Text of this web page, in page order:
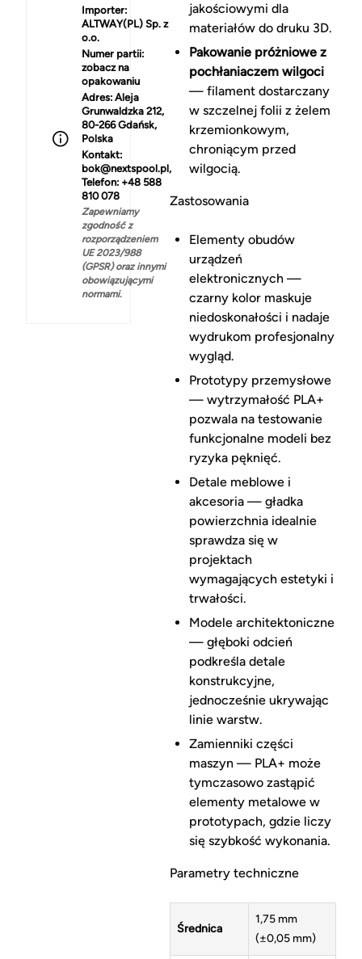
Importer:
ALTWAY(PL) Sp. z
o.o.
Numer partii:
zobacz na
opakowaniu
Adres: Aleja
Grunwaldzka 212,
80-266 Gdańsk,
Polska
Kontakt:
bok@nextspool.pl,
Telefon: +48 588
810 078
Zapewniamy
zgodność z
rozporządzeniem
UE 2023/988
(GPSR) oraz innymi
obowiązującymi
normami.
jakościowymi dla
materiałów do druku 3D.
Pakowanie próżniowe z
pochłaniaczem wilgoci
— filament dostarczany
w szczelnej folii z żelem
krzemionkowym,
chroniącym przed
wilgocią.
Zastosowania
Elementy obudów
urządzeń
elektronicznych —
czarny kolor maskuje
niedoskonałości i nadaje
wydrukom profesjonalny
wygląd.
Prototypy przemysłowe
— wytrzymałość PLA+
pozwala na testowanie
funkcjonalne modeli bez
ryzyka pęknięć.
Detale meblowe i
akcesoria — gładka
powierzchnia idealnie
sprawdza się w
projektach
wymagających estetyki i
trwałości.
Modele architektoniczne
— głęboki odcień
podkreśla detale
konstrukcyjne,
jednocześnie ukrywając
linie warstw.
Zamienniki części
maszyn — PLA+ może
tymczasowo zastąpić
elementy metalowe w
prototypach, gdzie liczy
się szybkość wykonania.
Parametry techniczne
Średnica
1,75 mm
(±0,05 mm)